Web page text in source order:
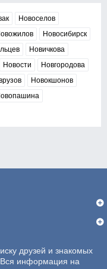
Новоселов
Новосибирск
Новичкова
Новости
Новгородова
Новокшонов
друзей и знакомых
Вся информация на